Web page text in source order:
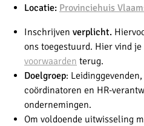
Locatie: Provinciehuis
Inschrijven verplicht.
ons toegestuurd. Hier vind je
voorwaarden terug.
Doelgroep:
coördinatoren en HR-
ondernemingen.
Om voldoende uitwisseling